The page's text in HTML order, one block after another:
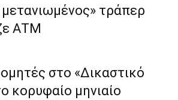
τράπερ
ΑΤΜ
στο «Δικαστικό
κορυφαίο μηνιαίο